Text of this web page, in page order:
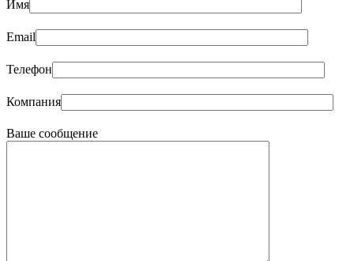
Имя
Email
Телефон
Компания
Ваше сообщение